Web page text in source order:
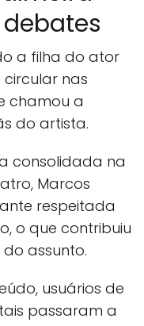
a filha do ator
nas
chamou a
do artista.
consolidada na
Marcos
respeitada
o que contribuiu
assunto.
usuários de
passaram a